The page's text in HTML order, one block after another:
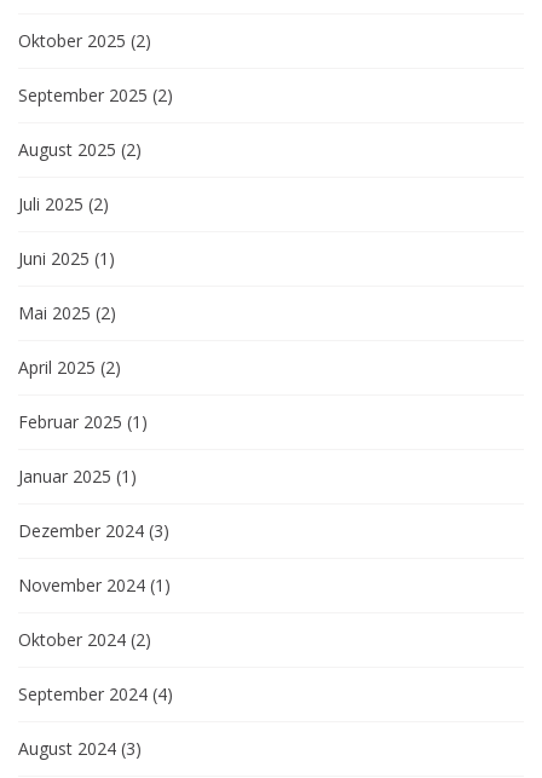
Oktober 2025 (2)
September 2025 (2)
August 2025 (2)
Juli 2025 (2)
Juni 2025 (1)
Mai 2025 (2)
April 2025 (2)
Februar 2025 (1)
Januar 2025 (1)
Dezember 2024 (3)
November 2024 (1)
Oktober 2024 (2)
September 2024 (4)
August 2024 (3)